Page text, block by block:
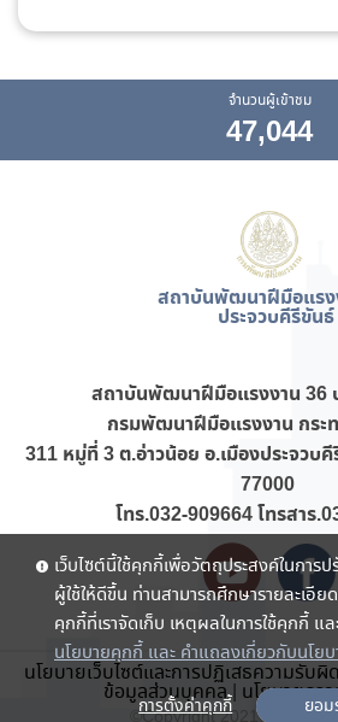
จำนวนผู้เข้าชม
47,044
สถาบันพัฒนาฝีมือแรง
ประจวบคีรีขันธ์
สถาบันพัฒนาฝีมือแรงงาน 36
กรมพัฒนาฝีมือแรงงาน กระ
311 หมู่ที่ 3 ต.อ่าวน้อย อ.เมืองประจวบ
77000
โทร.032-909664 โทรสาร
นโยบายเว็บไซต์และการปฏิเสธความรับผิด
ข้อมูลส่วนบุคคล| นโยบายคว
©Copyright 2021 . All
เว็บไซต์นี้ใช้คุกกี้เพื่อวัตถุประสงค์ในกา
ผู้ใช้ให้ดีขึ้น ท่านสามารถศึกษารายละเอีย
คุกกี้ที่เราจัดเก็บ เหตุผลในการใช้คุกกี้ แ
นโยบายคุกกี้ และ คำแถลงเกี่ยวกับนโย
การตั้งค่าคุกกี้ ยอม